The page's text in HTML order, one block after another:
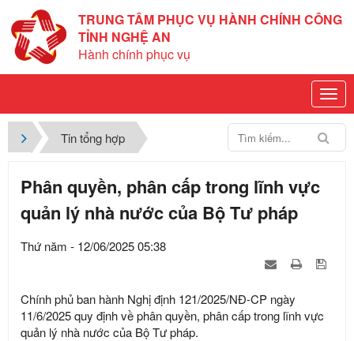
TRUNG TÂM PHỤC VỤ HÀNH CHÍNH CÔNG
TỈNH NGHỆ AN
Hành chính phục vụ
Tin tổng hợp
Phân quyền, phân cấp trong lĩnh vực
quản lý nhà nước của Bộ Tư pháp
Thứ năm - 12/06/2025 05:38
Chính phủ ban hành Nghị định 121/2025/NĐ-CP ngày
11/6/2025 quy định về phân quyền, phân cấp trong lĩnh vực
quản lý nhà nước của Bộ Tư pháp.